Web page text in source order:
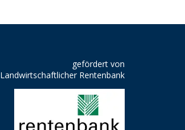
gefördert von
Landwirtschaftlicher Rentenbank